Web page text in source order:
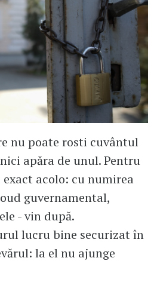
nu poate rosti cuvântul
apăra de unul. Pentru
exact acolo: cu numirea
guvernamental,
- vin după.
lucru bine securizat în
la el nu ajunge